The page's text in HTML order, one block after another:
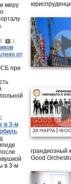
меру
5 1
от
при
1
в 3-м
в 3-м
грандиозный
Good